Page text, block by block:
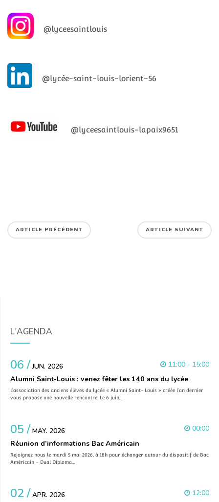
@lyceesaintlouis
@lycée-saint-louis-lorient-56
@lyceesaintlouis-lapaix9651
ARTICLE PRÉCÉDENT ARTICLE SUIVANT
L'AGENDA
06 /JUN. 2026
11:00 - 15:00
Alumni Saint-Louis : venez fêter les 140 ans du lycée
L’association des anciens élèves du lycée « Alumni Saint- Louis » créée l’an dernier
vous propose une nouvelle rencontre. Le 6 juin,…
05 / MAY. 2026
00:00
Réunion d’informations Bac Américain
Rejoignez nous le mardi 5 mai 2026, à 18h pour échanger autour du dispositif de Bac
Américain – Dual Diploma…
02 / APR. 2026
12:00